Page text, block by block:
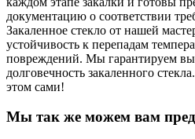
документацию о соответствии
Закаленное стекло от нашей
устойчивость к перепадам
повреждений. Мы гарантируем
долговечность закаленного
этом сами!
Мы так же можем вам